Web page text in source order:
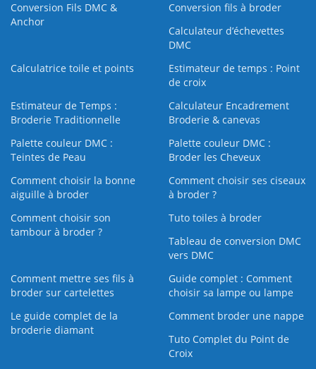
Conversion Fils DMC &
Anchor
Conversion fils à broder
Calculateur d’échevettes
DMC
Calculatrice toile et points
Estimateur de temps : Point
de croix
Estimateur de Temps :
Broderie Traditionnelle
Calculateur Encadrement
Broderie & canevas
Palette couleur DMC :
Teintes de Peau
Palette couleur DMC :
Broder les Cheveux
Comment choisir la bonne
aiguille à broder
Comment choisir ses ciseaux
à broder ?
Comment choisir son
tambour à broder ?
Tuto toiles à broder
Tableau de conversion DMC
vers DMC
Comment mettre ses fils à
broder sur cartelettes
Guide complet : Comment
choisir sa lampe ou lampe
Le guide complet de la
broderie diamant
Comment broder une nappe
Tuto Complet du Point de
Croix